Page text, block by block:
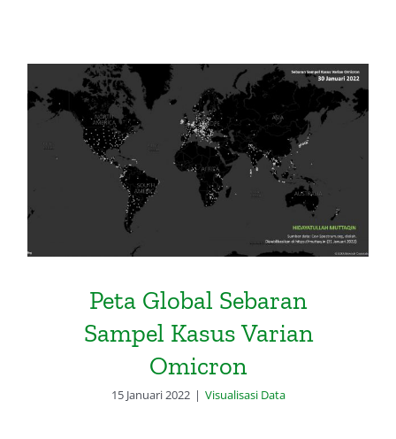
Peta Global Sebaran Sampel
Kasus Varian Omicron
Peta Global Sebaran
Sampel Kasus Varian
Omicron
15 Januari 2022 | Visualisasi Data